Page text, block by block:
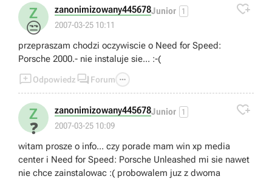
Z
😒
zanonimizowany445678Junior 1
2007-03-25 10:11

przepraszam chodzi oczywiscie o Need for Speed:
Porsche 2000.- nie instaluje sie... :-(
Odpowiedz  Forum 
Z
❓
zanonimizowany445678Junior 1
2007-03-25 10:09

witam prosze o info... czy porade mam win xp media
center i Need for Speed: Porsche Unleashed mi sie nawet
nie chce zainstalowac :( probowalem juz z dwoma